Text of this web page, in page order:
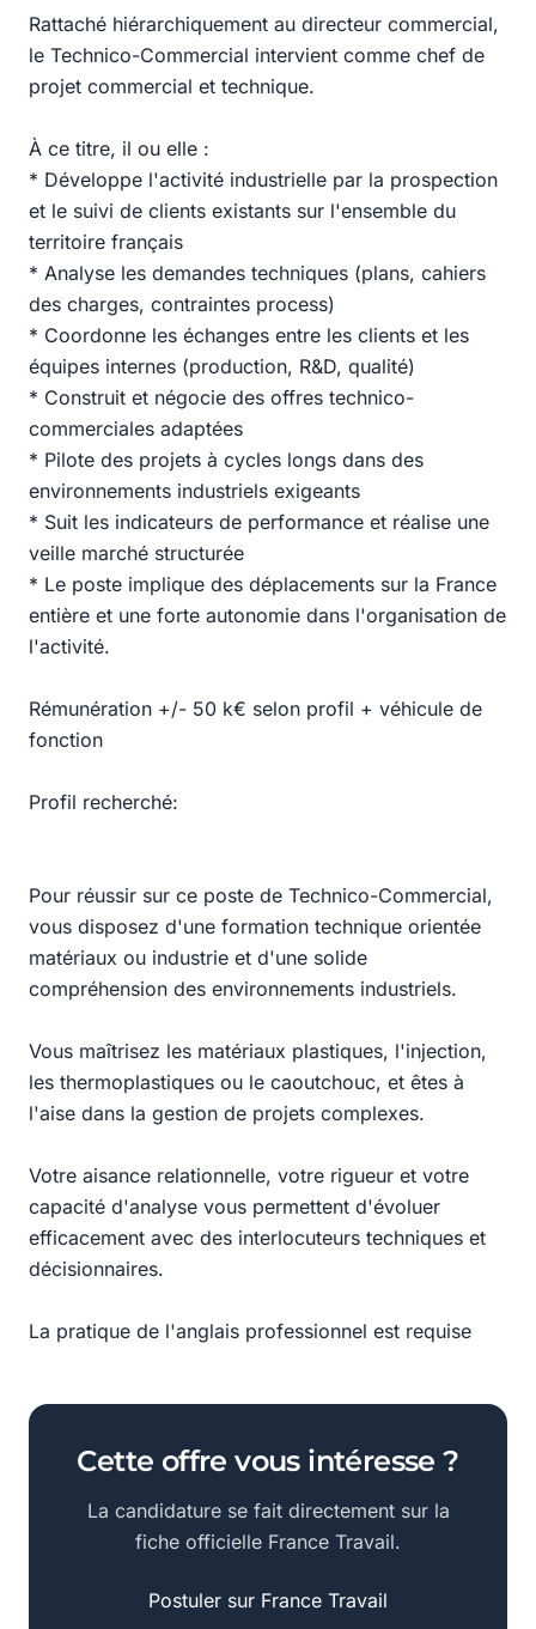
Rattaché hiérarchiquement au directeur commercial,
le Technico-Commercial intervient comme chef de
projet commercial et technique.
À ce titre, il ou elle :
* Développe l'activité industrielle par la prospection
et le suivi de clients existants sur l'ensemble du
territoire français
* Analyse les demandes techniques (plans, cahiers
des charges, contraintes process)
* Coordonne les échanges entre les clients et les
équipes internes (production, R&D, qualité)
* Construit et négocie des offres technico-
commerciales adaptées
* Pilote des projets à cycles longs dans des
environnements industriels exigeants
* Suit les indicateurs de performance et réalise une
veille marché structurée
* Le poste implique des déplacements sur la France
entière et une forte autonomie dans l'organisation de
l'activité.
Rémunération +/- 50 k€ selon profil + véhicule de
fonction
Profil recherché:
Pour réussir sur ce poste de Technico-Commercial,
vous disposez d'une formation technique orientée
matériaux ou industrie et d'une solide
compréhension des environnements industriels.
Vous maîtrisez les matériaux plastiques, l'injection,
les thermoplastiques ou le caoutchouc, et êtes à
l'aise dans la gestion de projets complexes.
Votre aisance relationnelle, votre rigueur et votre
capacité d'analyse vous permettent d'évoluer
efficacement avec des interlocuteurs techniques et
décisionnaires.
La pratique de l'anglais professionnel est requise
Cette offre vous intéresse ?
La candidature se fait directement sur la
fiche officielle France Travail.
Postuler sur France Travail